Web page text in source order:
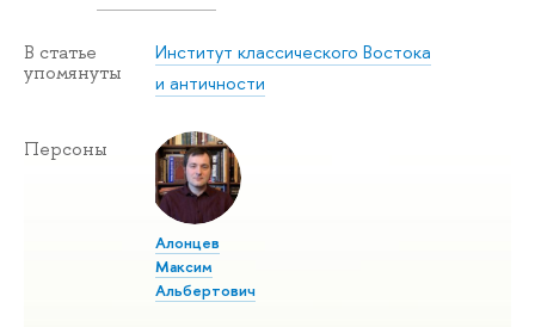
В статье
упомянуты
Институт классического Востока
и античности
Персоны
Алонцев
Максим
Альбертович